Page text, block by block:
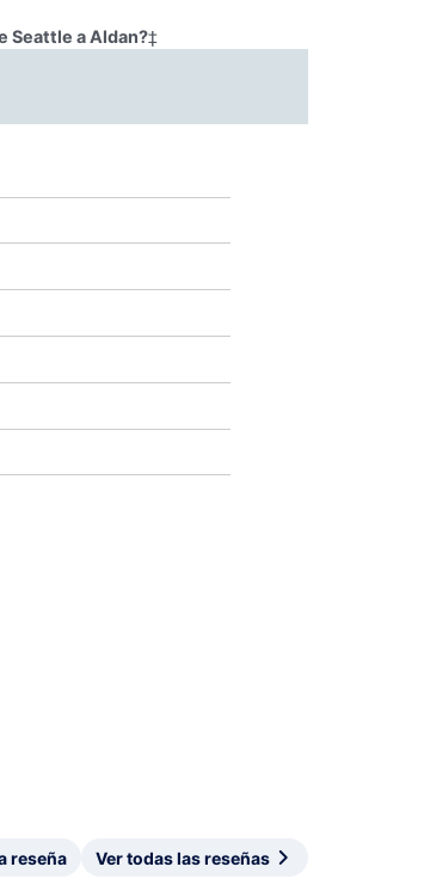
Seattle a Aldan?‡
reseña Ver todas las reseñas